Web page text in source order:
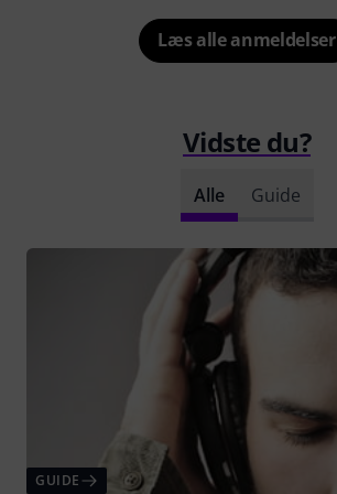
Læs alle anmeldelser
Vidste du?
Alle Guide
GUIDE